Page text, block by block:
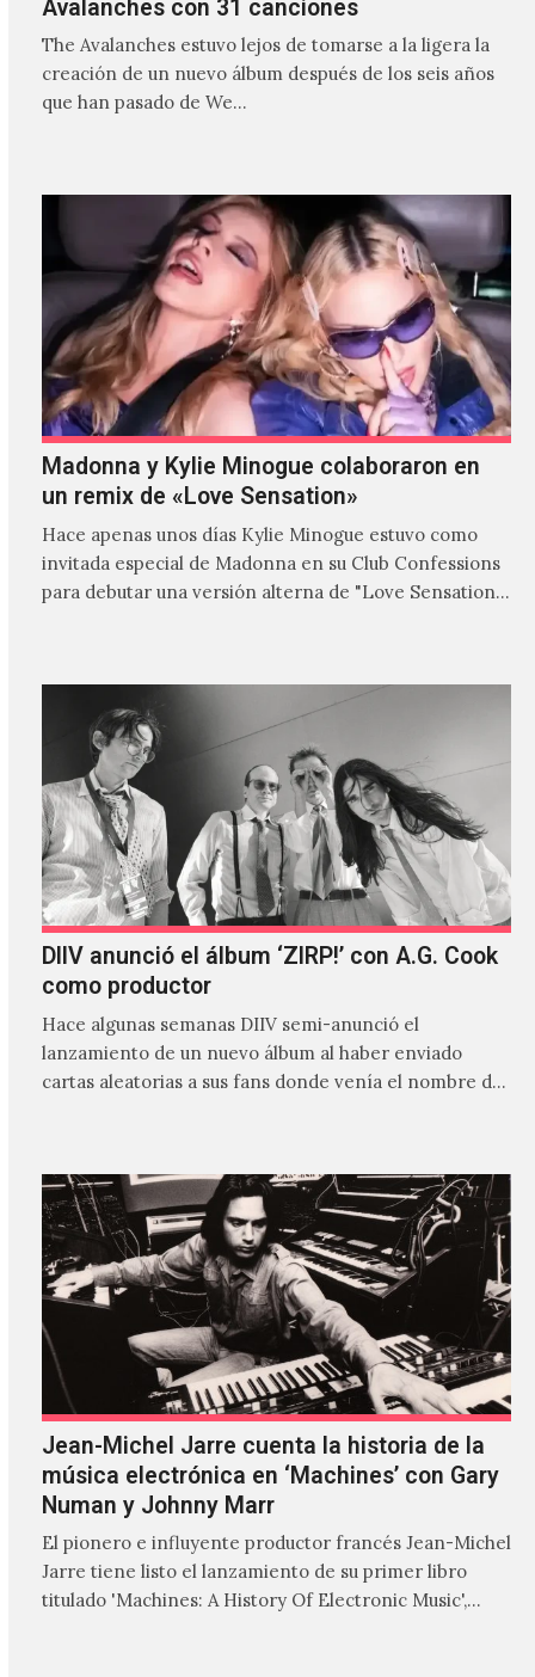
Avalanches con 31 canciones
The Avalanches estuvo lejos de tomarse a la ligera la
creación de un nuevo álbum después de los seis años
que han pasado de We…
Madonna y Kylie Minogue colaboraron en
un remix de «Love Sensation»
Hace apenas unos días Kylie Minogue estuvo como
invitada especial de Madonna en su Club Confessions
para debutar una versión alterna de "Love Sensation",
DIIV anunció el álbum ‘ZIRP!’ con A.G. Cook
como productor
Hace algunas semanas DIIV semi-anunció el
lanzamiento de un nuevo álbum al haber enviado
cartas aleatorias a sus fans donde venía el nombre de
Jean-Michel Jarre cuenta la historia de la
música electrónica en ‘Machines’ con Gary
Numan y Johnny Marr
El pionero e influyente productor francés Jean-Michel
Jarre tiene listo el lanzamiento de su primer libro
titulado 'Machines: A History Of Electronic Music',